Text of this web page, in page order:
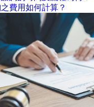
費用如何計算？